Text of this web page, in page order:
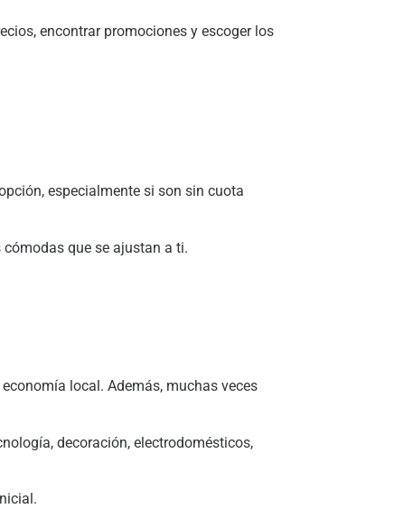
encontrar promociones y escoger los
especialmente si son sin cuota
que se ajustan a ti.
local. Además, muchas veces
decoración, electrodomésticos,